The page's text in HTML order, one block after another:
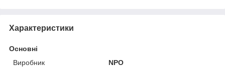
Характеристики
Основні
Виробник
NPO